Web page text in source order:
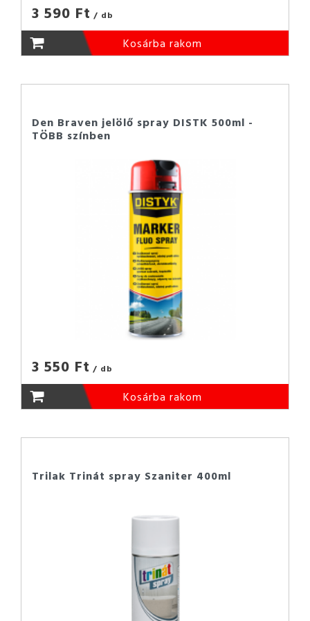
3 590 Ft / db
Kosárba rakom
Den Braven jelölő spray DISTK 500ml -
TÖBB színben
3 550 Ft / db
Kosárba rakom
Trilak Trinát spray Szaniter 400ml